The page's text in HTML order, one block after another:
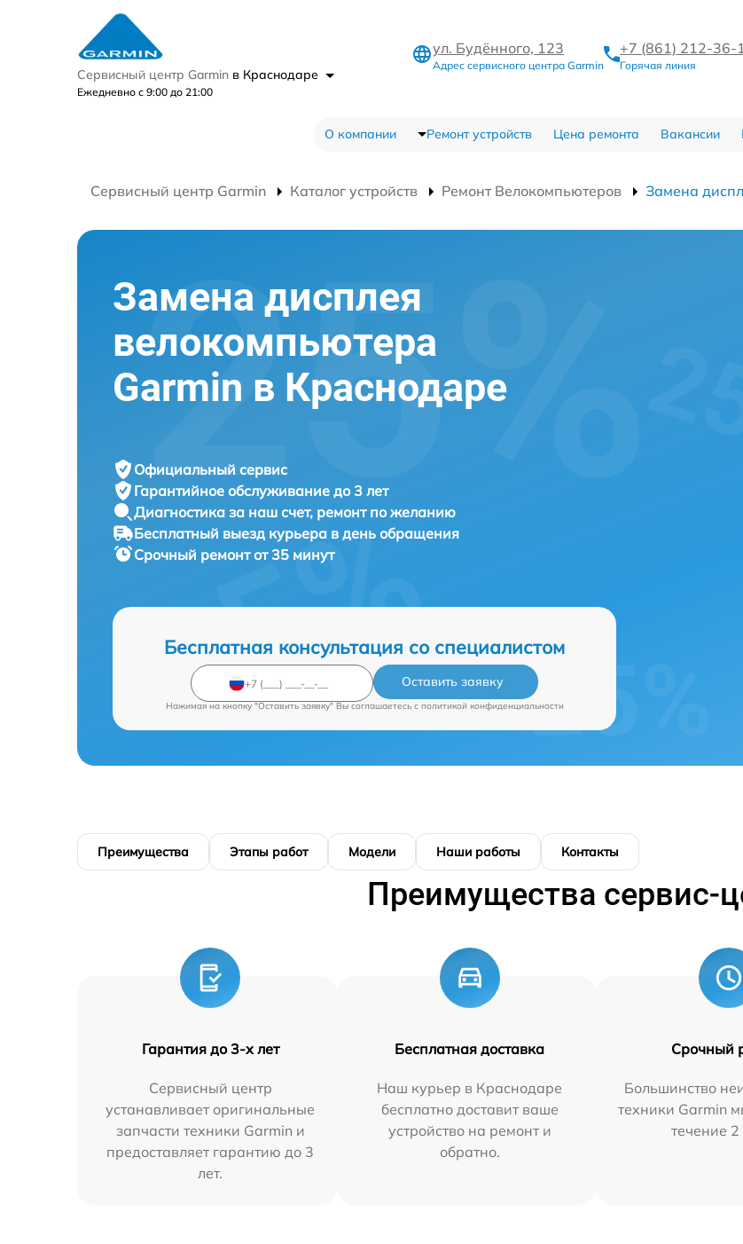
Сервисный центр Garmin в Краснодаре
Ежедневно с 9:00 до 21:00
ул. Будённого, 123
Адрес сервисного центра Garmin
+7 (861) 212-36-
Горячая линия
О компании Ремонт устройств Цена ремонта Вакансии
Сервисный центр Garmin Каталог устройств Ремонт Велокомпьютеров Замена
Замена дисплея
велокомпьютера
Garmin в Краснодаре
Официальный сервис
Гарантийное обслуживание до 3 лет
Диагностика за наш счет, ремонт по желанию
Бесплатный выезд курьера в день обращения
Срочный ремонтот 35 минут
Бесплатная консультация со специалистом
Оставить заявку
Нажимая на кнопку "Оставить заявку" Вы соглашаетесь c политикой конфиденциальности
Преимущества Этапы работ Модели Наши работы Контакты
Преимущества сервис-
Гарантия до 3-х лет
Сервисный центр
устанавливает оригинальные
запчасти техники Garmin и
предоставляет гарантию до 3
лет.
Бесплатная доставка
Наш курьер в Краснодаре
бесплатно доставит ваше
устройство на ремонт и
обратно.
Срочный
Большинство
техники Garmin
течение 2